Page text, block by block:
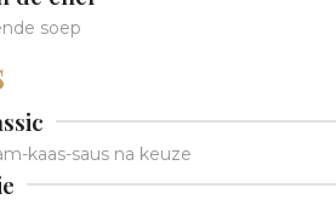
soep
kaas-saus na keuze